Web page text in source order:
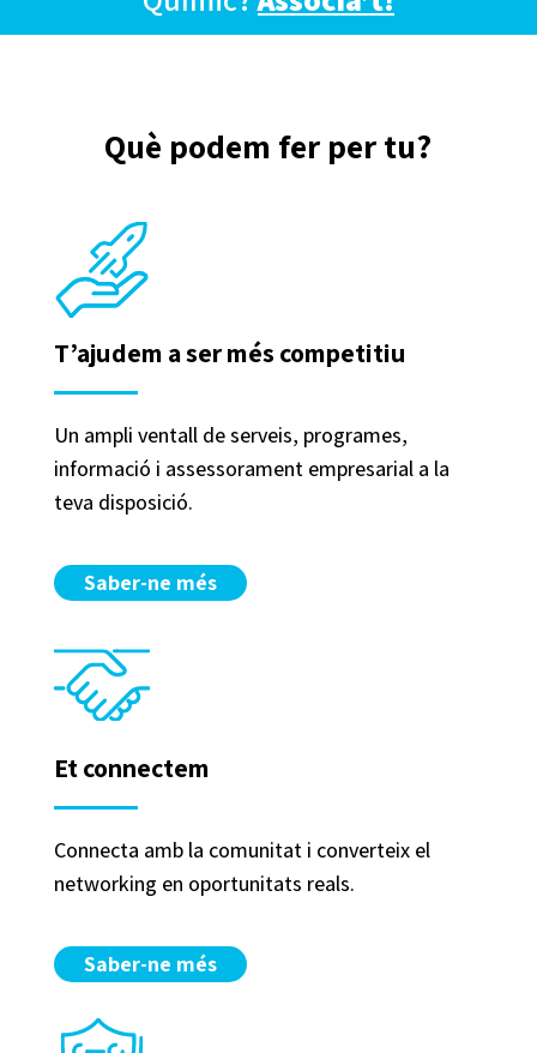
Què podem fer per tu?
T’ajudem a ser més competitiu
Un ampli ventall de serveis, programes,
informació i assessorament empresarial a la
teva disposició.
Saber-ne més
Et connectem
Connecta amb la comunitat i converteix el
networking en oportunitats reals.
Saber-ne més